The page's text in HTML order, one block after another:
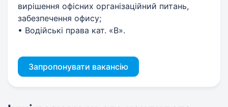
вирішення офісних організаційний питань,
забезпечення офису;
• Водійські права кат. «В».
Запропонувати вакансію